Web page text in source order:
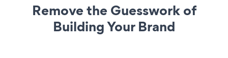
Remove the Guesswork of
Building Your Brand